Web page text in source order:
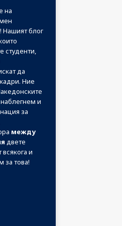
на
Нашият блог
студенти,
да
Ние
и
за
между
двете
и
за това!